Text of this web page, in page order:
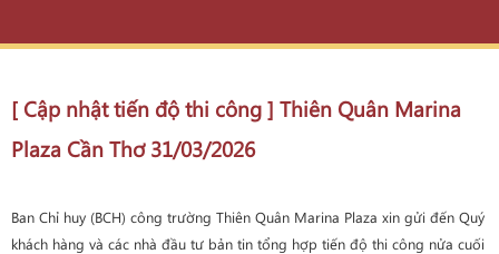
[ Cập nhật tiến độ thi công ] Thiên Quân Marina
Plaza Cần Thơ 31/03/2026
Ban Chỉ huy (BCH) công trường Thiên Quân Marina Plaza xin gửi đến Quý
khách hàng và các nhà đầu tư bản tin tổng hợp tiến độ thi công nửa cuối